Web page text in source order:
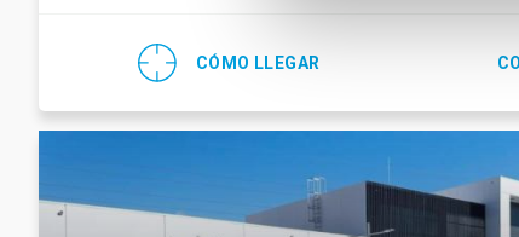
CÓMO LLEGAR